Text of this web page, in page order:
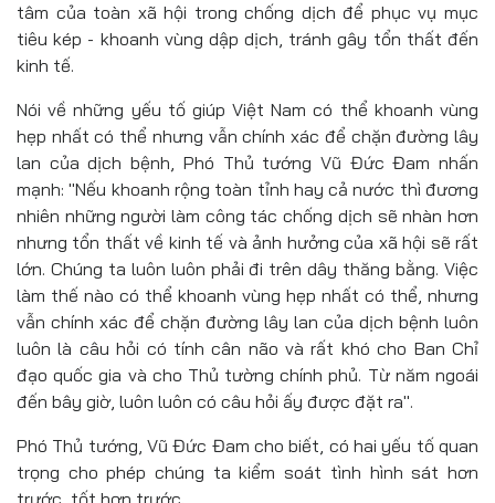
tâm của toàn xã hội trong chống dịch để phục vụ mục
tiêu kép - khoanh vùng dập dịch, tránh gây tổn thất đến
kinh tế.
Nói về những yếu tố giúp Việt Nam có thể khoanh vùng
hẹp nhất có thể nhưng vẫn chính xác để chặn đường lây
lan của dịch bệnh, Phó Thủ tướng Vũ Đức Đam nhấn
mạnh: "Nếu khoanh rộng toàn tỉnh hay cả nước thì đương
nhiên những người làm công tác chống dịch sẽ nhàn hơn
nhưng tổn thất về kinh tế và ảnh hưởng của xã hội sẽ rất
lớn. Chúng ta luôn luôn phải đi trên dây thăng bằng. Việc
làm thế nào có thể khoanh vùng hẹp nhất có thể, nhưng
vẫn chính xác để chặn đường lây lan của dịch bệnh luôn
luôn là câu hỏi có tính cân não và rất khó cho Ban Chỉ
đạo quốc gia và cho Thủ tường chính phủ. Từ năm ngoái
đến bây giờ, luôn luôn có câu hỏi ấy được đặt ra".
Phó Thủ tướng, Vũ Đức Đam cho biết, có hai yếu tố quan
trọng cho phép chúng ta kiểm soát tình hình sát hơn